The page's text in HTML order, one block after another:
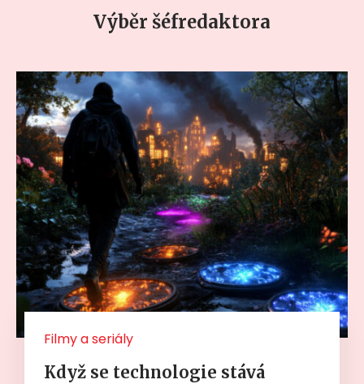
Výběr šéfredaktora
Filmy a seriály
Když se technologie stává